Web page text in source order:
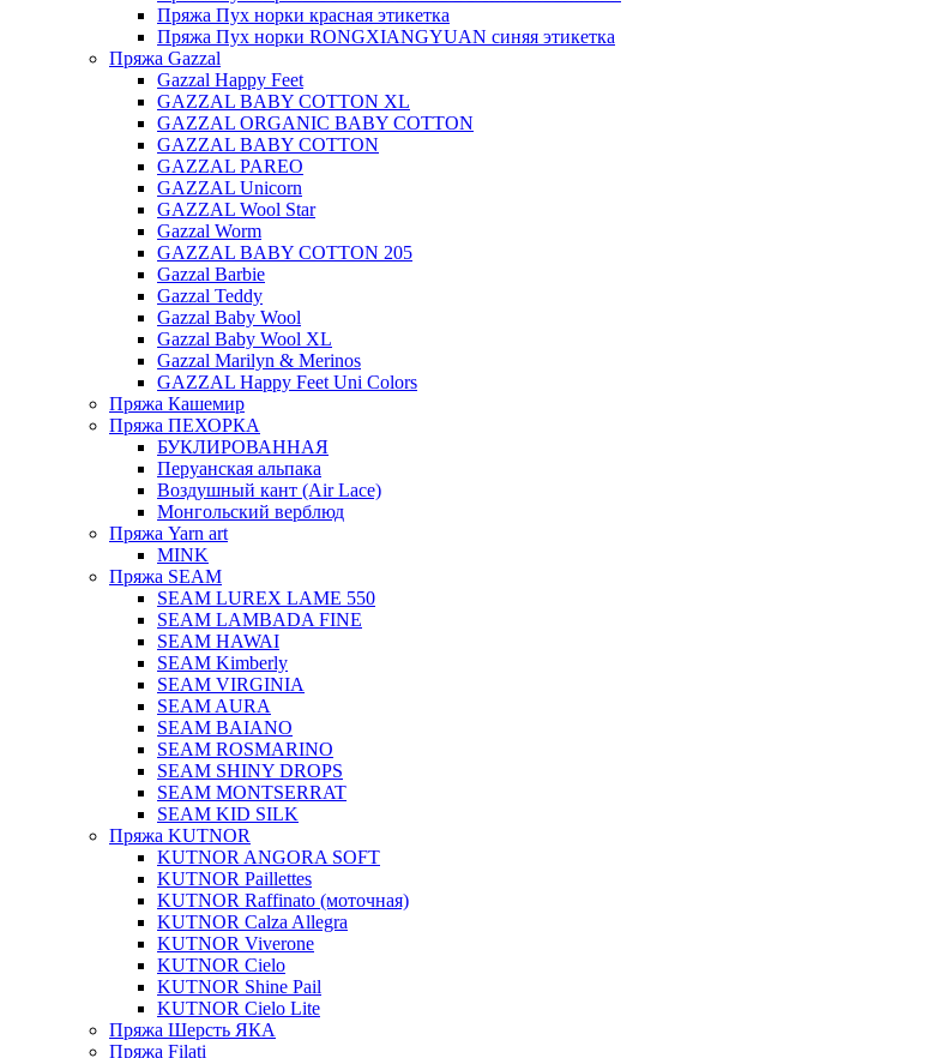
Пряжа Пух норки красная этикетка
Пряжа Пух норки RONGXIANGYUAN синяя этикетка
Пряжа Gazzal
Gazzal Happy Feet
GAZZAL BABY COTTON XL
GAZZAL ORGANIC BABY COTTON
GAZZAL BABY COTTON
GAZZAL PAREO
GAZZAL Unicorn
GAZZAL Wool Star
Gazzal Worm
GAZZAL BABY COTTON 205
Gazzal Barbie
Gazzal Teddy
Gazzal Baby Wool
Gazzal Baby Wool XL
Gazzal Marilyn & Merinos
GAZZAL Happy Feet Uni Colors
Пряжа Кашемир
Пряжа ПЕХОРКА
БУКЛИРОВАННАЯ
Перуанская альпака
Воздушный кант (Air Lace)
Монгольский верблюд
Пряжа Yarn art
MINK
Пряжа SEAM
SEAM LUREX LAME 550
SEAM LAMBADA FINE
SEAM HAWAI
SEAM Kimberly
SEAM VIRGINIA
SEAM AURA
SEAM BAIANO
SEAM ROSMARINO
SEAM SHINY DROPS
SEAM MONTSERRAT
SEAM KID SILK
Пряжа KUTNOR
KUTNOR ANGORA SOFT
KUTNOR Paillettes
KUTNOR Raffinato (моточная)
KUTNOR Calza Allegra
KUTNOR Viverone
KUTNOR Cielo
KUTNOR Shine Pail
KUTNOR Cielo Lite
Пряжа Шерсть ЯКА
Пряжа Filati